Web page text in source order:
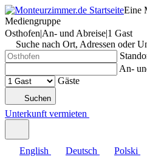
Eine
Mediengruppe
Osthofen|An- und Abreise|1 Gast
Suche nach Ort, Adressen oder
An-
Gäste
Suchen
Unterkunft vermieten
English Deutsch Polski